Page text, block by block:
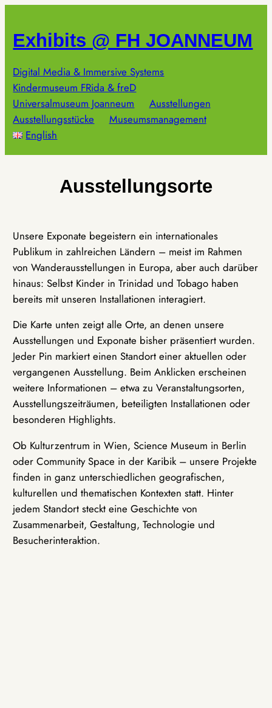
springen
Exhibits @ FH JOANNEUM
Digital Media & Immersive Systems
Kindermuseum FRida & freD
Universalmuseum Joanneum
Ausstellungen
Ausstellungsstücke
Museumsmanagement
English
Ausstellungsorte
Unsere Exponate begeistern ein internationales
Publikum in zahlreichen Ländern – meist im Rahmen
von Wanderausstellungen in Europa, aber auch darüber
hinaus: Selbst Kinder in Trinidad und Tobago haben
bereits mit unseren Installationen interagiert.
Die Karte unten zeigt alle Orte, an denen unsere
Ausstellungen und Exponate bisher präsentiert wurden.
Jeder Pin markiert einen Standort einer aktuellen oder
vergangenen Ausstellung. Beim Anklicken erscheinen
weitere Informationen – etwa zu Veranstaltungsorten,
Ausstellungszeiträumen, beteiligten Installationen oder
besonderen Highlights.
Ob Kulturzentrum in Wien, Science Museum in Berlin
oder Community Space in der Karibik – unsere Projekte
finden in ganz unterschiedlichen geografischen,
kulturellen und thematischen Kontexten statt. Hinter
jedem Standort steckt eine Geschichte von
Zusammenarbeit, Gestaltung, Technologie und
Besucherinteraktion.